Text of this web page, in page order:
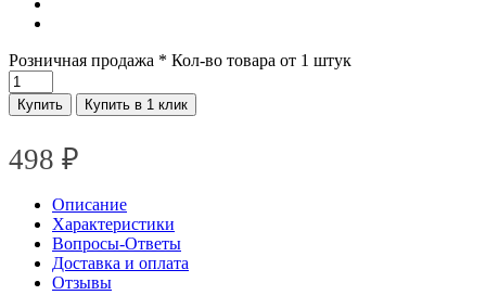
Розничная продажа * Кол-во товара от 1 штук
Купить Купить в 1 клик
498 ₽
Описание
Характеристики
Вопросы-Ответы
Доставка и оплата
Отзывы